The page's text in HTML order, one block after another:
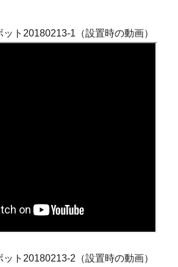
ト20180213-1（設置時の動画）
ト20180213-2（設置時の動画）